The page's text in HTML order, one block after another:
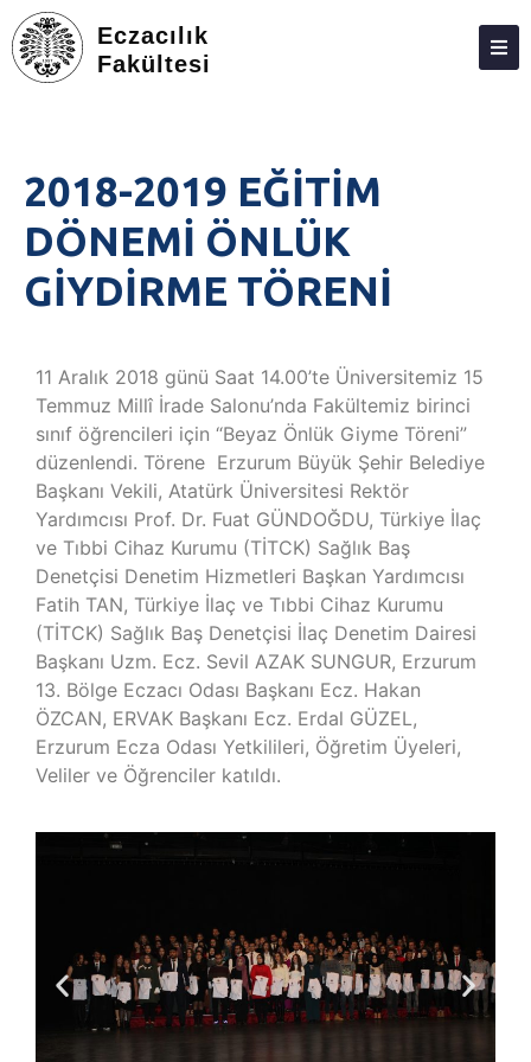
Eczacılık
Fakültesi
EĞITIM
ARAŞTIRMA
TOPLUMA KATKI
ÖDÜLLER
ECZACILIK FAKÜLTESI ANKETLERI
İLETIŞIM
2018-2019 EĞİTİM
DÖNEMİ ÖNLÜK
GİYDİRME TÖRENİ
11 Aralık 2018 günü Saat 14.00’te Üniversitemiz 15
Temmuz Millî İrade Salonu’nda Fakültemiz birinci
sınıf öğrencileri için “Beyaz Önlük Giyme Töreni”
düzenlendi. Törene Erzurum Büyük Şehir Belediye
Başkanı Vekili, Atatürk Üniversitesi Rektör
Yardımcısı Prof. Dr. Fuat GÜNDOĞDU, Türkiye İlaç
ve Tıbbi Cihaz Kurumu (TİTCK) Sağlık Baş
Denetçisi Denetim Hizmetleri Başkan Yardımcısı
Fatih TAN, Türkiye İlaç ve Tıbbi Cihaz Kurumu
(TİTCK) Sağlık Baş Denetçisi İlaç Denetim Dairesi
Başkanı Uzm. Ecz. Sevil AZAK SUNGUR, Erzurum
13. Bölge Eczacı Odası Başkanı Ecz. Hakan
ÖZCAN, ERVAK Başkanı Ecz. Erdal GÜZEL,
Erzurum Ecza Odası Yetkilileri, Öğretim Üyeleri,
Veliler ve Öğrenciler katıldı.